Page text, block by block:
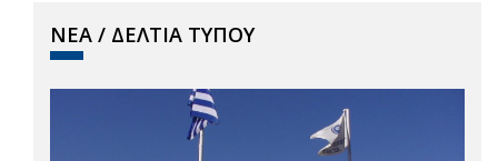
ΝΕΑ / ΔΕΛΤΙΑ ΤΥΠΟΥ